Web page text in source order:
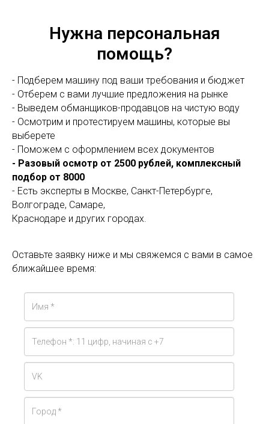
Нужна персональная
помощь?
- Подберем машину под ваши требования и бюджет
- Отберем с вами лучшие предложения на рынке
- Выведем обманщиков-продавцов на чистую воду
- Осмотрим и протестируем машины, которые вы
выберете
- Поможем с оформлением всех документов
- Разовый осмотр от 2500 рублей, комплексный
подбор от 8000
- Есть эксперты в Москве, Санкт-Петербурге,
Волгограде, Самаре,
Краснодаре и других городах.
Оставьте заявку ниже и мы свяжемся с вами в самое
ближайшее время: